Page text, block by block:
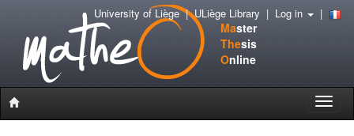
Master
Thesis
Online
Toggle
University of Liège|ULiège Library | Log in |